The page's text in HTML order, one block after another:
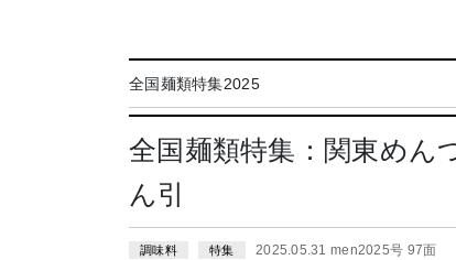
全国麺類特集2025
全国麺類特集：関東め
ん引
調味料 特集 2025.05.31 men2025号 97面